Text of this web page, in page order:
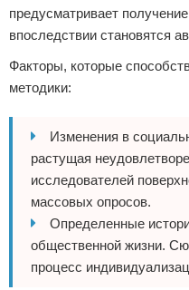
предусматривает
впоследствии становятся
Факторы, которые
методики:
Изменения в
растущая
исследователей
массовых опросов.
Определенные
общественной жизни.
процесс